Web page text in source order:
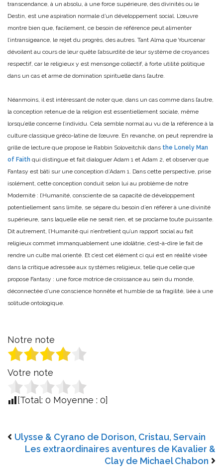
transcendance, à un absolu, à une force supérieure, des divinités ou le
Destin, est une aspiration normale d’un développement social. L’œuvre
montre bien que, facilement, ce besoin de référence peut alimenter
l’intransigeance, le rejet du progrès, des autres. Tant Alma que Yourcenar
dévoilent au cours de leur quête l’absurdité de leur système de croyances
respectif, car le religieux y est mensonge collectif, à forte utilité politique
dans un cas et arme de domination spirituelle dans l’autre.
Néanmoins, il est intéressant de noter que, dans un cas comme dans l’autre,
la conception retenue de la religion est essentiellement sociale, même
lorsqu’elle concerne l’individu. Cela semble normal au vu de la référence à la
culture classique gréco-latine de l’œuvre. En revanche, on peut reprendre la
grille de lecture que propose le Rabbin Soloveitchik dans the Lonely Man
of Faith qui distingue et fait dialoguer Adam 1 et Adam 2, et observer que
Fantasy est bâti sur une conception d’Adam 1. Dans cette perspective, prise
isolément, cette conception conduit selon lui au problème de notre
Modernité : l’Humanité, consciente de sa capacité de développement
potentiellement sans limite, se sépare du besoin d’en référer à une divinité
supérieure, sans laquelle elle ne serait rien, et se proclame toute puissante.
Dit autrement, l’Humanité qui n’entretient qu’un rapport social au fait
religieux commet immanquablement une idolâtrie, c’est-à-dire le fait de
rendre un culte mal orienté. Et c’est cet élément ci qui est en réalité visée
dans la critique adressée aux systèmes religieux, telle que celle que
propose Fantasy : une force motrice de croissance au sein du monde,
déconnectée d’une conscience honnête et humble de sa fragilité, liée à une
solitude ontologique.
Notre note
Votre note
[Total: 0 Moyenne : 0]
Ulysse & Cyrano de Dorison, Cristau, Servain
Les extraordinaires aventures de Kavalier &
Clay de Michael Chabon